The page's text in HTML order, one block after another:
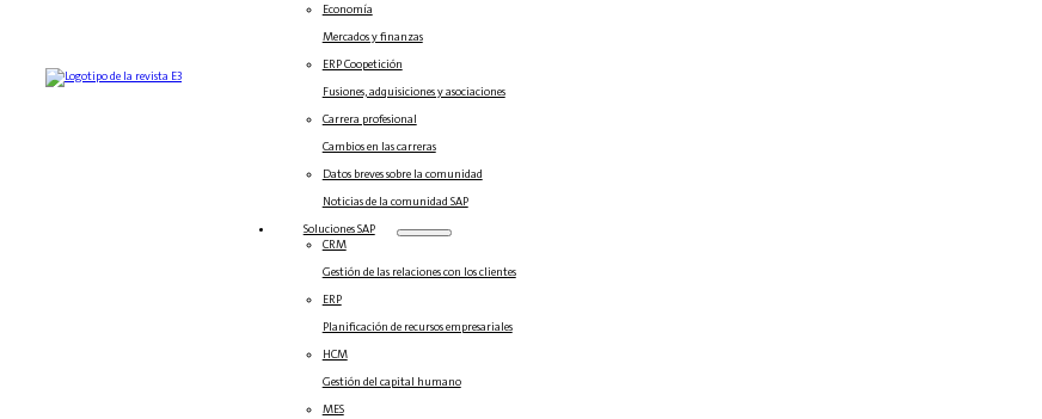
Economía
Mercados y finanzas
ERP Coopetición
Fusiones, adquisiciones y asociaciones
Carrera profesional
Cambios en las carreras
Datos breves sobre la comunidad
Noticias de la comunidad SAP
Soluciones‎‎ SAP
CRM
Gestión de las relaciones con los clientes
ERP
Planificación de recursos empresariales
HCM
Gestión del capital humano
MES